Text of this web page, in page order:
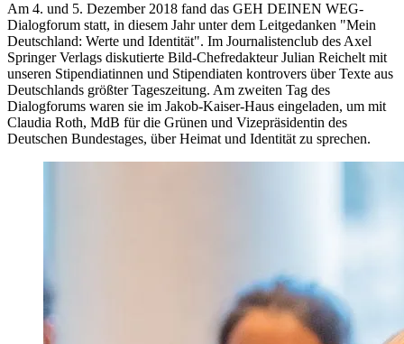
Am 4. und 5. Dezember 2018 fand das GEH DEINEN WEG-
Dialogforum statt, in diesem Jahr unter dem Leitgedanken "Mein
Deutschland: Werte und Identität". Im Journalistenclub des Axel
Springer Verlags diskutierte Bild-Chefredakteur Julian Reichelt mit
unseren Stipendiatinnen und Stipendiaten kontrovers über Texte aus
Deutschlands größter Tageszeitung. Am zweiten Tag des
Dialogforums waren sie im Jakob-Kaiser-Haus eingeladen, um mit
Claudia Roth, MdB für die Grünen und Vizepräsidentin des
Deutschen Bundestages, über Heimat und Identität zu sprechen.